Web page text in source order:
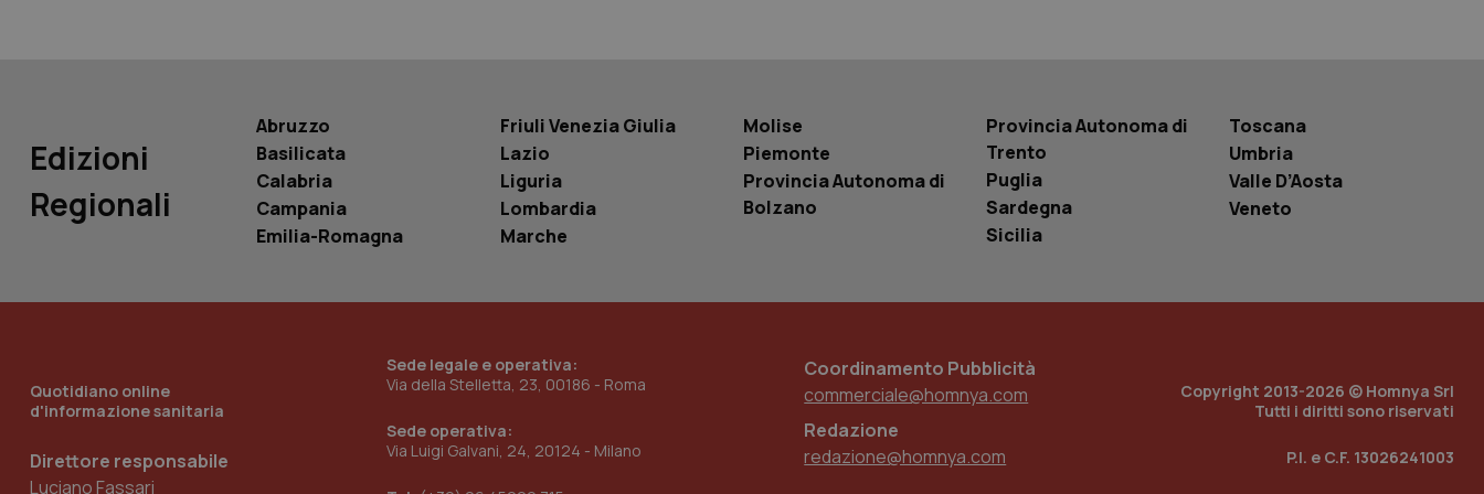
Edizioni
Regionali
Abruzzo
Basilicata
Calabria
Campania
Emilia-Romagna
Friuli Venezia Giulia
Lazio
Liguria
Lombardia
Marche
Molise
Piemonte
Provincia Autonoma di
Bolzano
Provincia Autonoma di
Trento
Puglia
Sardegna
Sicilia
Toscana
Umbria
Valle D’Aosta
Veneto
Quotidiano online
d'informazione sanitaria
Direttore responsabile
Luciano Fassari
Sede legale e operativa:
Via della Stelletta, 23, 00186 - Roma
Sede operativa:
Via Luigi Galvani, 24, 20124 - Milano
Coordinamento Pubblicità
commerciale@homnya.com
Redazione
redazione@homnya.com
Copyright 2013-2026 © Homnya Srl
Tutti i diritti sono riservati
P.I. e C.F. 13026241003
sistema di tracking solo in caso di utenti loggato con identity
provider WelfareLink.